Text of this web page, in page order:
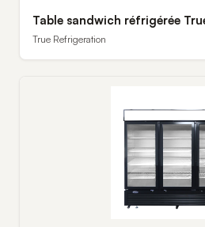
Table sandwich réfrigérée
True Refrigeration